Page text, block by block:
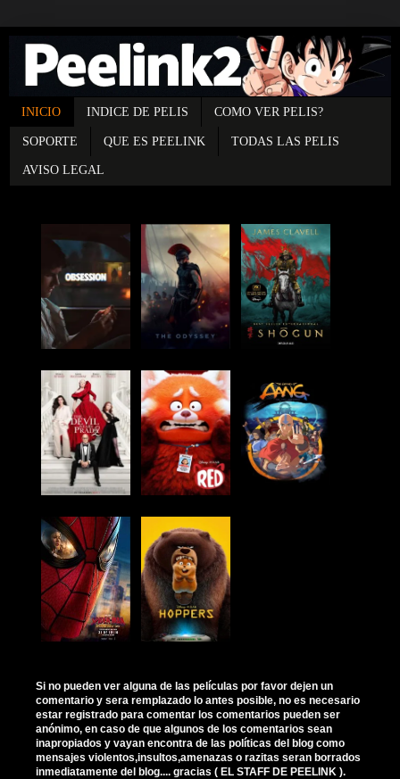
INICIO INDICE DE PELIS COMO VER PELIS?
SOPORTE QUE ES PEELINK TODAS LAS PELIS
AVISO LEGAL
Si no pueden ver alguna de las películas por favor dejen un
comentario y sera remplazado lo antes posible, no es necesario
estar registrado para comentar los comentarios pueden ser
anónimo, en caso de que algunos de los comentarios sean
inapropiados y vayan encontra de las políticas del blog como
mensajes violentos,insultos,amenazas o razitas seran borrados
inmediatamente del blog.... gracias ( EL STAFF DE PEELINK ).